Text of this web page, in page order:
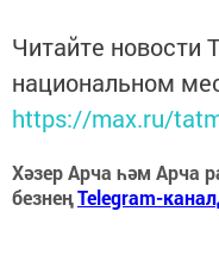
Читайте новости
национальном
https://max.ru/
Хәзер Арча һәм Арча
безнеңTelegram-